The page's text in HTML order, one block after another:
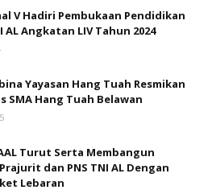
V Hadiri Pembukaan Pendidikan
AL Angkatan LIV Tahun 2024
Yayasan Hang Tuah Resmikan
SMA Hang Tuah Belawan
Turut Serta Membangun
dan PNS TNI AL Dengan
Lebaran